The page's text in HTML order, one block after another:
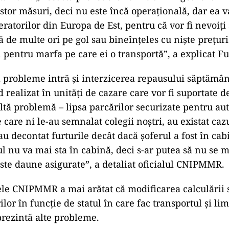
măsuri, deci nu este încă operaţională, dar ea
din Europa de Est, pentru că vor fi nevoiţi
de multe ori pe gol sau bineînţeles cu nişte
marfa pe care ei o transportă”, a explicat
probleme intră și interzicerea repausului
realizat în unități de cazare care vor fi suportate
problemă – lipsa parcărilor securizate pentru
ni le-au semnalat colegii noştri, au existat
decontat furturile decât dacă şoferul a fost în
nu va mai sta în cabină, deci s-ar putea să nu se
daune asigurate”, a detaliat oficialul CNIPMMR.
CNIPMMR a mai arătat că modificarea
în funcţie de statul în care fac transportul şi
alte probleme.